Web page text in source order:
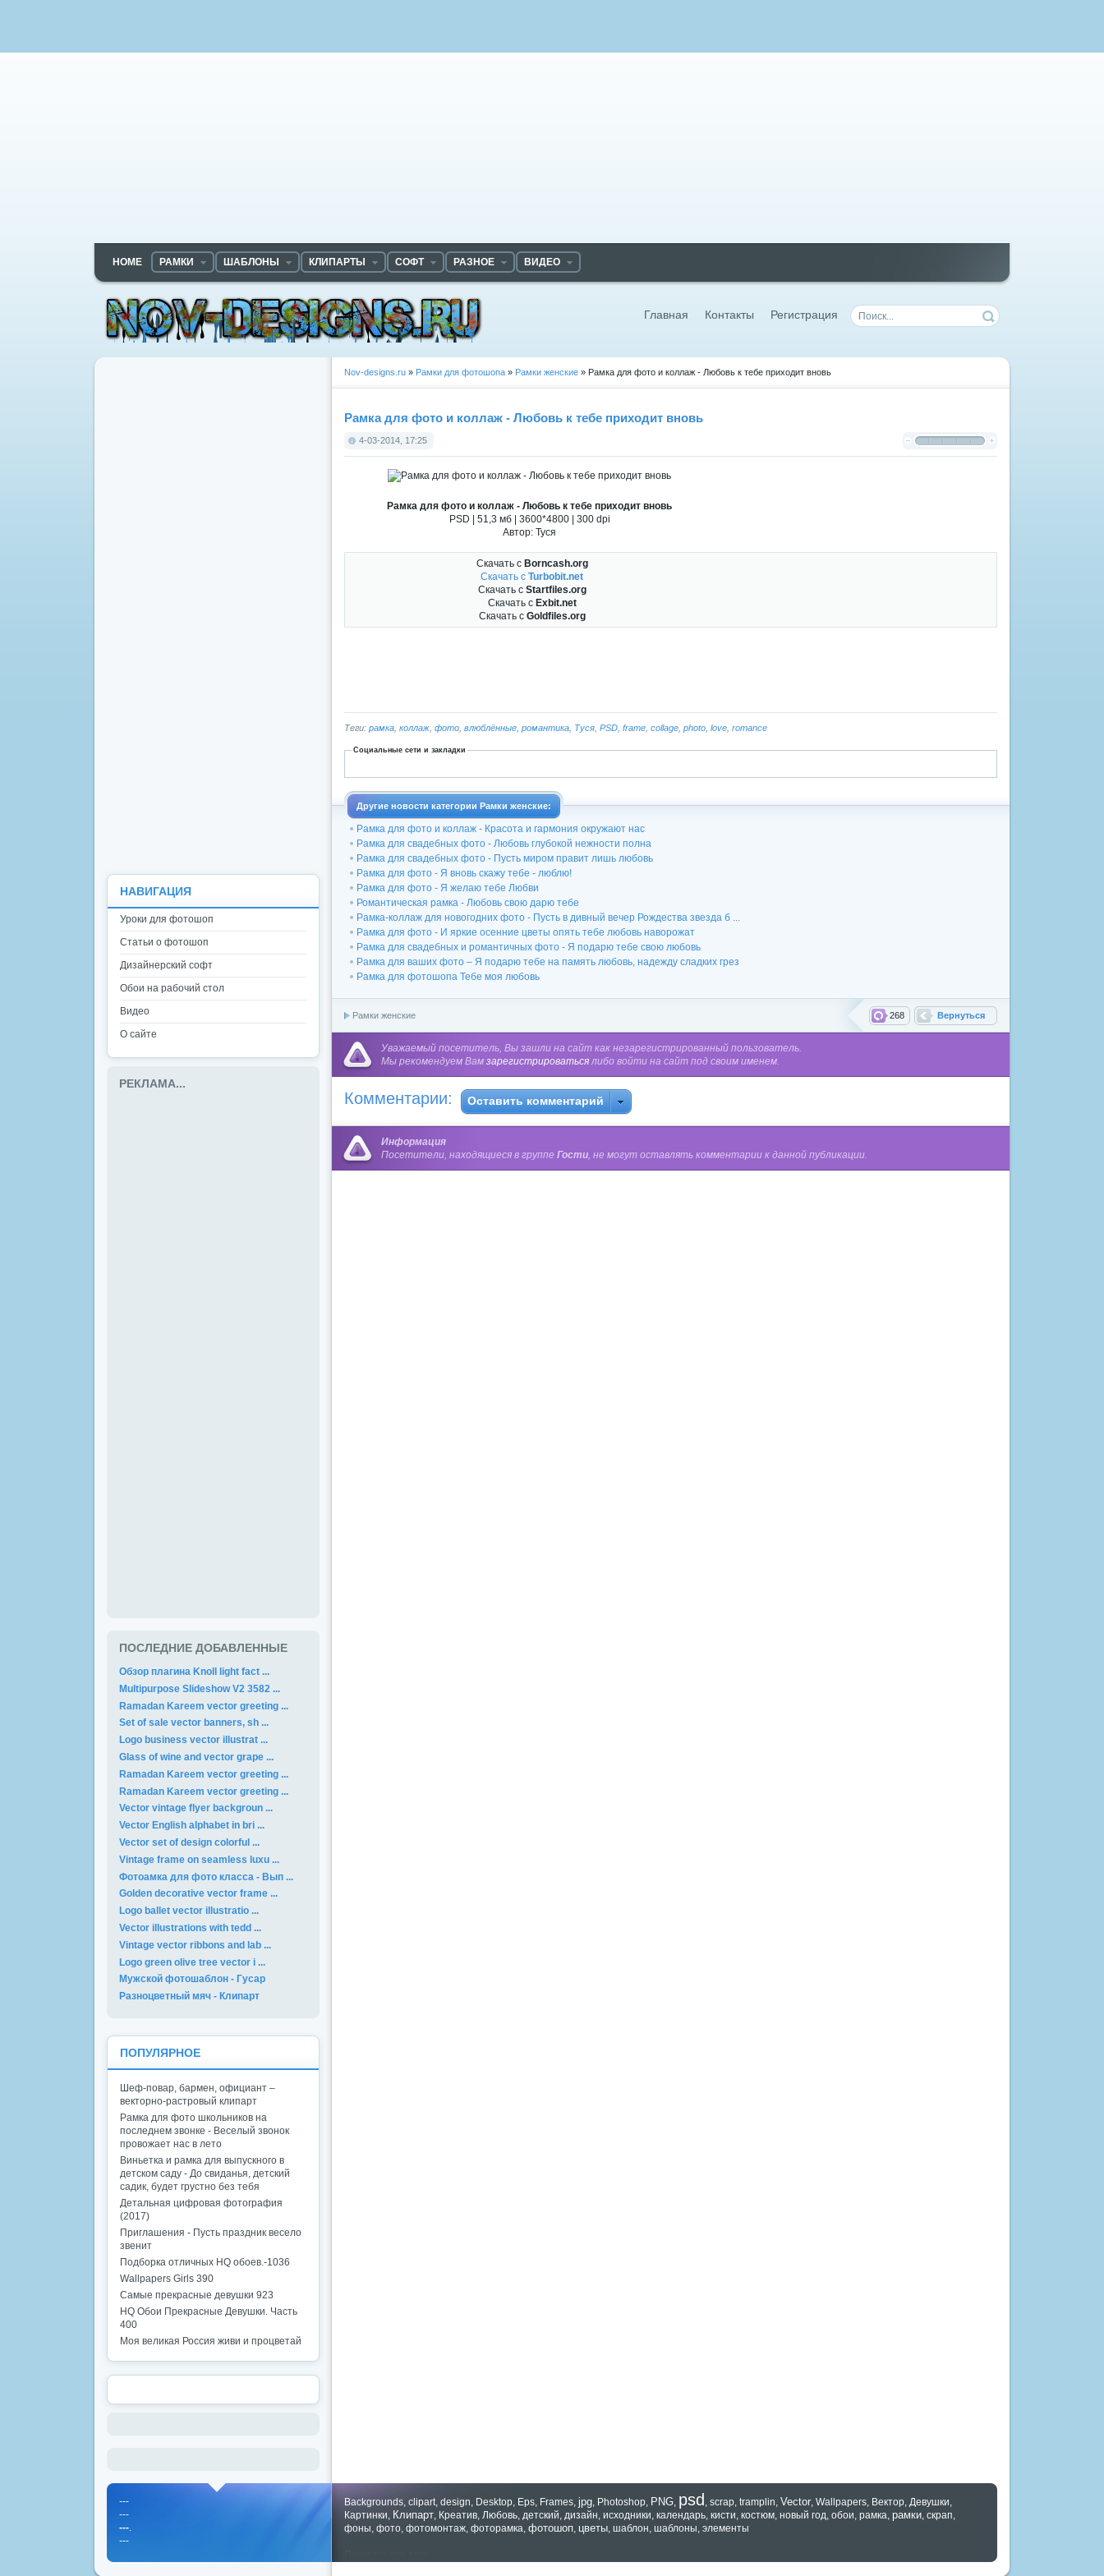
HOME РАМКИ ШАБЛОНЫ КЛИПАРТЫ СОФТ РАЗНОЕ ВИДЕО
Главная Контакты Регистрация
Nov-designs.ru » Рамки для фотошопа » Рамки женские » Рамка для фото и коллаж - Любовь к тебе приходит вновь
Рамка для фото и коллаж - Любовь к тебе приходит вновь
4-03-2014, 17:25
Рамка для фото и коллаж - Любовь к тебе приходит вновь
PSD | 51,3 мб | 3600*4800 | 300 dpi
Автор: Туся
Скачать с Borncash.org
Скачать с Turbobit.net
Скачать с Startfiles.org
Скачать с Exbit.net
Скачать с Goldfiles.org
Теги: рамка коллаж фото влюблённые романтика Туся PSD frame collage photo love romance
Социальные сети и закладки
Другие новости категории Рамки женские:
Рамка для фото и коллаж - Красота и гармония окружают нас
Рамка для свадебных фото - Любовь глубокой нежности полна
Рамка для свадебных фото - Пусть миром правит лишь любовь
Рамка для фото - Я вновь скажу тебе - люблю!
Рамка для фото - Я желаю тебе Любви
Романтическая рамка - Любовь свою дарю тебе
Рамка-коллаж для новогодних фото - Пусть в дивный вечер Рождества звезда б ...
Рамка для фото - И яркие осенние цветы опять тебе любовь наворожат
Рамка для свадебных и романтичных фото - Я подарю тебе свою любовь
Рамка для ваших фото – Я подарю тебе на память любовь, надежду сладких грез
Рамка для фотошопа Тебе моя любовь
Вернуться
268
Рамки женские
Уважаемый посетитель, Вы зашли на сайт как незарегистрированный пользователь.
Мы рекомендуем Вам зарегистрироваться либо войти на сайт под своим именем.
Комментарии: Оставить комментарий
Информация
Посетители, находящиеся в группе Гости , не могут оставлять комментарии к данной публикации.
НАВИГАЦИЯ
Уроки для фотошоп
Статьи о фотошоп
Дизайнерский софт
Обои на рабочий стол
Видео
О сайте
РЕКЛАМА...
ПОСЛЕДНИЕ ДОБАВЛЕННЫЕ
Обзор плагина Knoll light fact ...
Multipurpose Slideshow V2 3582 ...
Ramadan Kareem vector greeting ...
Set of sale vector banners, sh ...
Logo business vector illustrat ...
Glass of wine and vector grape ...
Ramadan Kareem vector greeting ...
Ramadan Kareem vector greeting ...
Vector vintage flyer backgroun ...
Vector English alphabet in bri ...
Vector set of design colorful ...
Vintage frame on seamless luxu ...
Фотоамка для фото класса - Вып ...
Golden decorative vector frame ...
Logo ballet vector illustratio ...
Vector illustrations with tedd ...
Vintage vector ribbons and lab ...
Logo green olive tree vector i ...
Мужской фотошаблон - Гусар
Разноцветный мяч - Клипарт
ПОПУЛЯРНОЕ
Шеф-повар, бармен, официант –
векторно-растровый клипарт
Рамка для фото школьников на
последнем звонке - Веселый звонок
провожает нас в лето
Виньетка и рамка для выпускного в
детском саду - До свиданья, детский
садик, будет грустно без тебя
Детальная цифровая фотография
(2017)
Приглашения - Пусть праздник весело
звенит
Подборка отличных HQ обоев.-1036
Wallpapers Girls 390
Самые прекрасные девушки 923
HQ Обои Прекрасные Девушки. Часть
400
Моя великая Россия живи и процветай
Backgrounds, clipart, design, Desktop, Eps, Frames, jpg, Photoshop, PNG, psd , scrap, tramplin, Vector, Wallpapers, Вектор, Девушки,
Картинки, Клипарт, Креатив, Любовь, детский, дизайн, исходники, календарь, кисти, костюм, новый год, обои, рамка, рамки, скрап,
фоны, фото, фотомонтаж, фоторамка, фотошоп, цветы, шаблон, шаблоны, элементы
---
---
---.
---